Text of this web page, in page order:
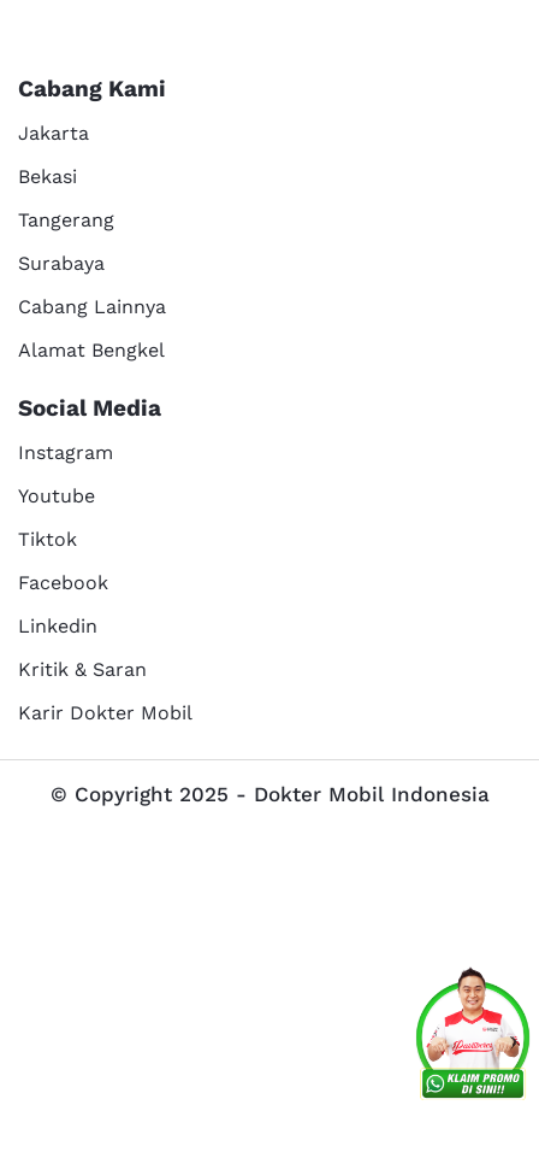
Cabang Kami
Jakarta
Bekasi
Tangerang
Surabaya
Cabang Lainnya
Alamat Bengkel
Social Media
Instagram
Youtube
Tiktok
Facebook
Linkedin
Kritik & Saran
Karir Dokter Mobil
© Copyright 2025 - Dokter Mobil Indonesia